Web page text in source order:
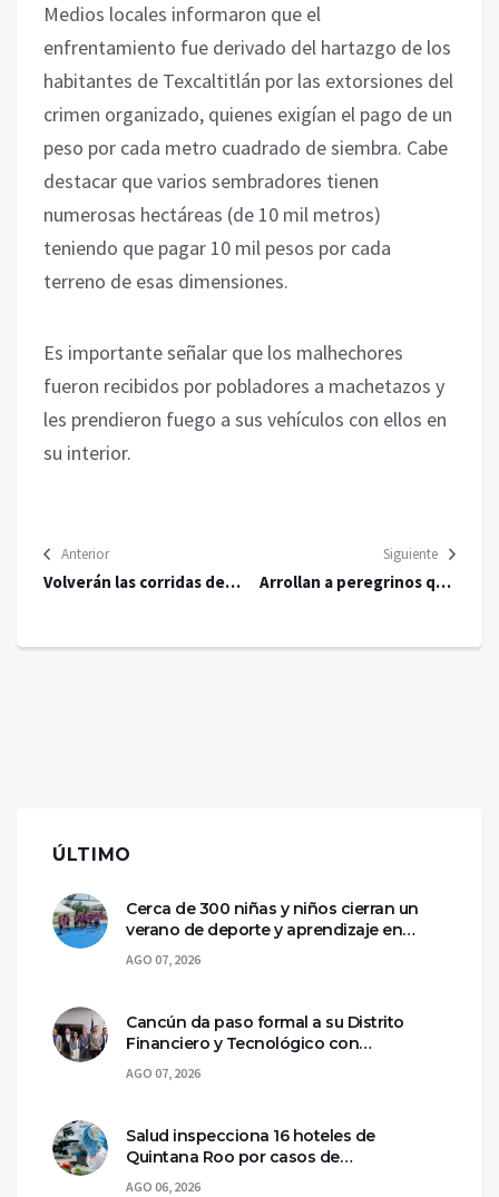
Medios locales informaron que el
enfrentamiento fue derivado del hartazgo de los
habitantes de Texcaltitlán por las extorsiones del
crimen organizado, quienes exigían el pago de un
peso por cada metro cuadrado de siembra. Cabe
destacar que varios sembradores tienen
numerosas hectáreas (de 10 mil metros)
teniendo que pagar 10 mil pesos por cada
terreno de esas dimensiones.
Es importante señalar que los malhechores
fueron recibidos por pobladores a machetazos y
les prendieron fuego a sus vehículos con ellos en
su interior.
Anterior
Volverán las corridas de
Siguiente
Arrollan a peregrinos que
ÚLTIMO
Cerca de 300 niñas y niños cierran un
verano de deporte y aprendizaje en
Chetumal
AGO 07, 2026
Cancún da paso formal a su Distrito
Financiero y Tecnológico con
declaratoria federal
AGO 07, 2026
Salud inspecciona 16 hoteles de
Quintana Roo por casos de
ciclosporiasis
AGO 06, 2026